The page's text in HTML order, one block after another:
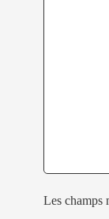
Les champs